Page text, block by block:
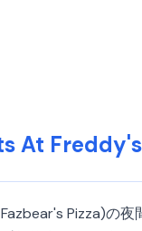
At
Pizza)の